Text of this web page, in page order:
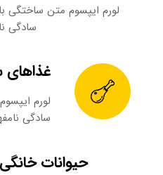
لورم ایپسوم متن ساختگی
سادگی
غذاهای
لورم
سادگی
حیوانات